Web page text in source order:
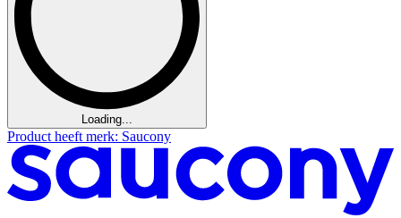
Loading...
Product heeft merk: Saucony